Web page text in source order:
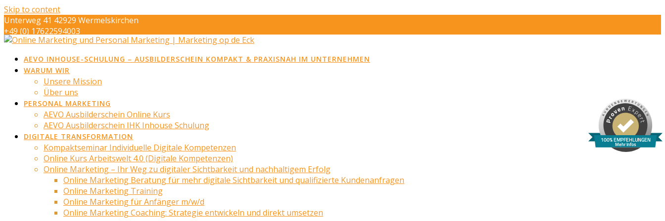
100% EMPFEHLUNGEN
Mehr Infos
Skip to content
Unterweg 41 42929 Wermelskirchen
+49 (0) 17622594003
info@marketing-op-de-eck.de
AEVO INHOUSE-SCHULUNG – AUSBILDERSCHEIN KOMPAKT & PRAXISNAH IM UNTERNEHMEN
WARUM WIR
Unsere Mission
Über uns
PERSONAL MARKETING
AEVO Ausbilderschein Online Kurs
AEVO Ausbilderschein IHK Inhouse Schulung
DIGITALE TRANSFORMATION
Kompaktseminar Individuelle Digitale Kompetenzen
Online Kurs Arbeitswelt 4.0 (Digitale Kompetenzen)
Online Marketing – Ihr Weg zu digitaler Sichtbarkeit und nachhaltigem Erfolg
Online Marketing Beratung für mehr digitale Sichtbarkeit und qualifizierte Kundenanfragen
Online Marketing Training
Online Marketing für Anfänger m/w/d
Online Marketing Coaching: Strategie entwickeln und direkt umsetzen